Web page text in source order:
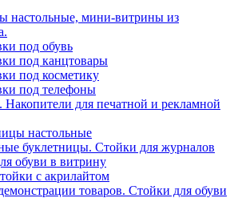
настольные, мини-витрины из
под обувь
под канцтовары
под косметику
под телефоны
для печатной и рекламной
настольные
буклетницы. Стойки для журналов
обуви в витрину
с акрилайтом
товаров. Стойки для обуви